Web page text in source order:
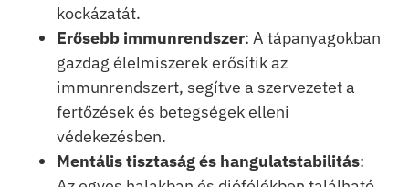
kockázatát.
Erősebb immunrendszer: A tápanyagokban
gazdag élelmiszerek erősítik az
immunrendszert, segítve a szervezetet a
fertőzések és betegségek elleni
védekezésben.
Mentális tisztaság és hangulatstabilitás: